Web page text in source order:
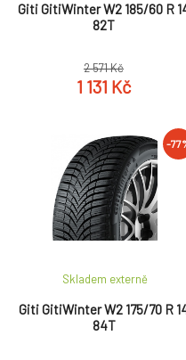
Giti GitiWinter W2 185/60 R
82T
2 571 Kč
1 131 Kč
-
Giti GitiWinter W2 175/70 R
84T
Skladem externě